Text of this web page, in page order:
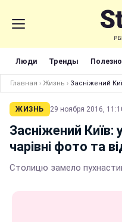
Люди Тренды
Главная › Жизнь › Засніжений
ЖИЗНЬ 29 ноября 2016,
Засніжений Київ:
чарівні фото та
Столицю замело